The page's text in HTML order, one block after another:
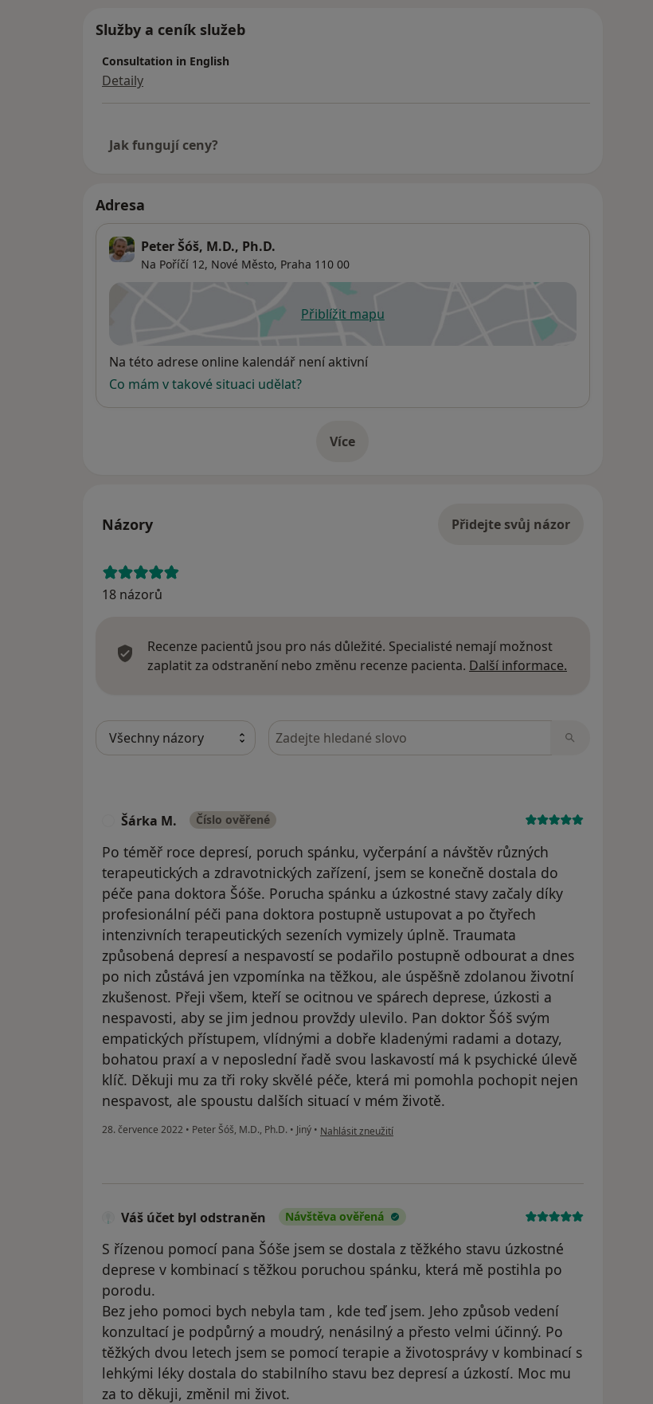
Služby a ceník služeb
Consultation in English
Detaily
Jak fungují ceny?
Adresa
Peter Šóš, M.D., Ph.D.
Na Poříčí 12, Nové Město, Praha 110 00
Přiblížit mapuse otevře v nové záložce
Dostupnost
Na této adrese online kalendář není aktivní
Co mám v takové situaci udělat?
Víceo adrese
Názory Přidejte svůj názor
18 názorů
Recenze pacientů jsou pro nás důležité. Specialisté nemají možnost
zaplatit za odstranění nebo změnu recenze pacienta. Další informace.
Hledejte v názorech
Šárka M. Číslo ověřené
Po téměř roce depresí, poruch spánku, vyčerpání a návštěv různých
terapeutických a zdravotnických zařízení, jsem se konečně dostala do
péče pana doktora Šóše. Porucha spánku a úzkostné stavy začaly díky
profesionální péči pana doktora postupně ustupovat a po čtyřech
intenzivních terapeutických sezeních vymizely úplně. Traumata
způsobená depresí a nespavostí se podařilo postupně odbourat a dnes
po nich zůstává jen vzpomínka na těžkou, ale úspěšně zdolanou životní
zkušenost. Přeji všem, kteří se ocitnou ve spárech deprese, úzkosti a
nespavosti, aby se jim jednou provždy ulevilo. Pan doktor Šóš svým
empatických přístupem, vlídnými a dobře kladenými radami a dotazy,
bohatou praxí a v neposlední řadě svou laskavostí má k psychické úlevě
klíč. Děkuji mu za tři roky skvělé péče, která mi pomohla pochopit nejen
nespavost, ale spoustu dalších situací v mém životě.
28. července 2022 • Peter Šóš, M.D., Ph.D. • Jiný • podle názoru uživatele Šárka M.
Nahlásit zneužití
Váš účet byl odstraněn Návštěva ověřená
S řízenou pomocí pana Šóše jsem se dostala z těžkého stavu úzkostné
deprese v kombinací s těžkou poruchou spánku, která mě postihla po
porodu.
Bez jeho pomoci bych nebyla tam , kde teď jsem. Jeho způsob vedení
konzultací je podpůrný a moudrý, nenásilný a přesto velmi účinný. Po
těžkých dvou letech jsem se pomocí terapie a životosprávy v kombinací s
lehkými léky dostala do stabilního stavu bez depresí a úzkostí. Moc mu
za to děkuji, změnil mi život.